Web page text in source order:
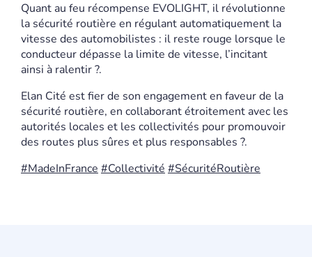
Quant au feu récompense EVOLIGHT, il révolutionne
la sécurité routière en régulant automatiquement la
vitesse des automobilistes : il reste rouge lorsque le
conducteur dépasse la limite de vitesse, l’incitant
ainsi à ralentir ?.
Elan Cité est fier de son engagement en faveur de la
sécurité routière, en collaborant étroitement avec les
autorités locales et les collectivités pour promouvoir
des routes plus sûres et plus responsables ?.
#MadeInFrance #Collectivité #SécuritéRoutière